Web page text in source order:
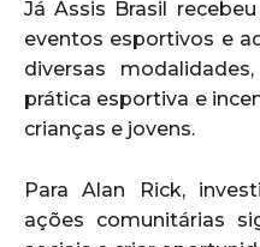
Já Assis Brasil
eventos esportivos e
diversas
prática esportiva e
crianças e jovens.
Para Alan Rick,
ações comunitárias